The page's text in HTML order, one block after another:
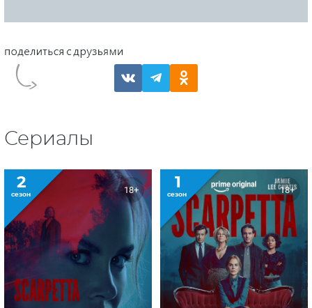
Сериалы
2
сезон 18+ 1
сезон 18+